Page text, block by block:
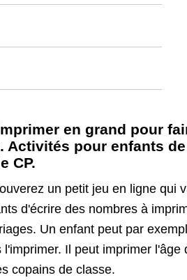
en grand pour
Activités pour enfants de
CP.
un petit jeu en ligne qui
d'écrire des nombres à
Un enfant peut par
Il peut imprimer l'âge
copains de classe.